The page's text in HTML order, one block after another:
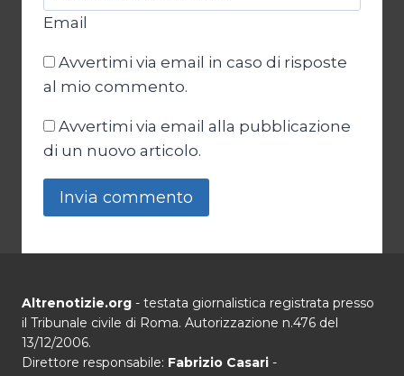
Email
Avvertimi via email in caso di risposte
al mio commento.
Avvertimi via email alla pubblicazione
di un nuovo articolo.
Altrenotizie.org - testata giornalistica registrata presso
il Tribunale civile di Roma. Autorizzazione n.476 del
13/12/2006.
Direttore responsabile: Fabrizio Casari -